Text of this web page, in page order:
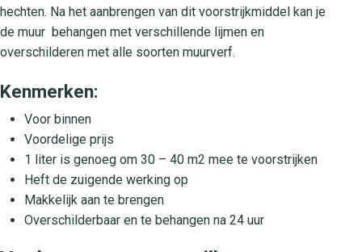
hechten. Na het aanbrengen van dit voorstrijkmiddel kan je
de muur behangen met verschillende lijmen en
overschilderen met alle soorten muurverf.
Kenmerken:
Voor binnen
Voordelige prijs
1 liter is genoeg om 30 – 40 m2 mee te voorstrijken
Heft de zuigende werking op
Makkelijk aan te brengen
Overschilderbaar en te behangen na 24 uur